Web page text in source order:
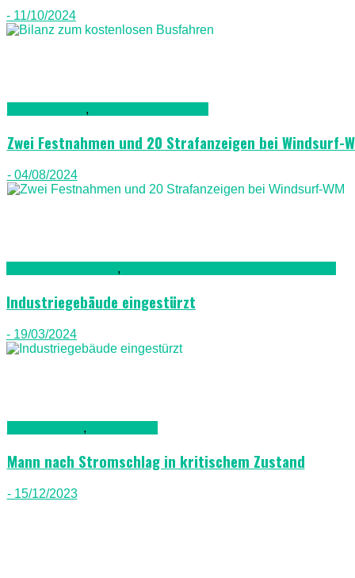
- 11/10/2024
,
Zwei Festnahmen und 20 Strafanzeigen bei Windsurf-
- 04/08/2024
,
Industriegebäude eingestürzt
- 19/03/2024
,
Mann nach Stromschlag in kritischem Zustand
- 15/12/2023